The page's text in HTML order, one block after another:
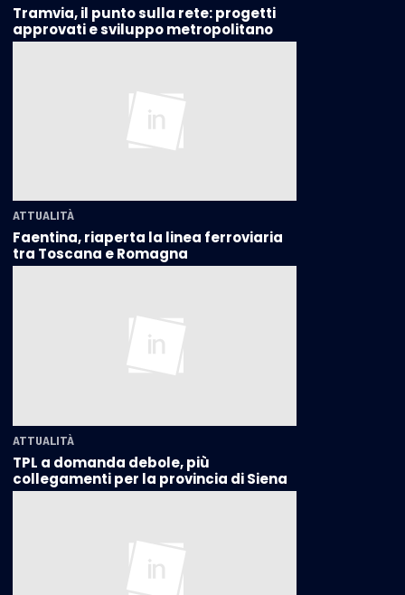
Tramvia, il punto sulla rete: progetti
approvati e sviluppo metropolitano
ATTUALITÀ
Faentina, riaperta la linea ferroviaria
tra Toscana e Romagna
ATTUALITÀ
TPL a domanda debole, più
collegamenti per la provincia di Siena